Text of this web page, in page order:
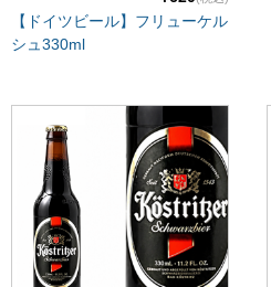
【ドイツビール】フリューケル
シュ330ml